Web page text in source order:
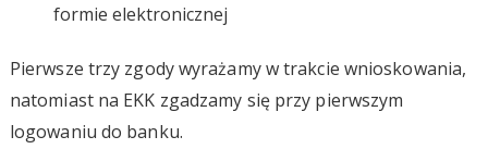
formie elektronicznej
Pierwsze trzy zgody wyrażamy w trakcie wnioskowania,
natomiast na EKK zgadzamy się przy pierwszym
logowaniu do banku.